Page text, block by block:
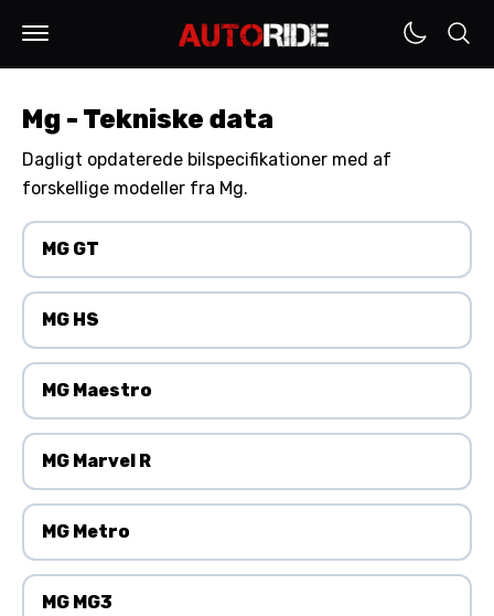
Mg - Tekniske data
Dagligt opdaterede bilspecifikationer med af
forskellige modeller fra Mg.
MG GT
MG HS
MG Maestro
MG Marvel R
MG Metro
MG MG3